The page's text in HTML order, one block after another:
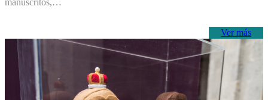
manuscritos,…
Ver más